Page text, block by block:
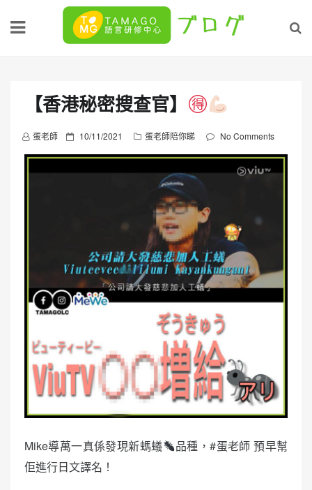
【香港秘密搜查官】
蛋老師
P
o
10/11/2021 蛋老師陪你睇 No Comments
Mike導萬一真係發現新螞蟻
品種，#蛋老師 預早幫
佢進行日文譯名！